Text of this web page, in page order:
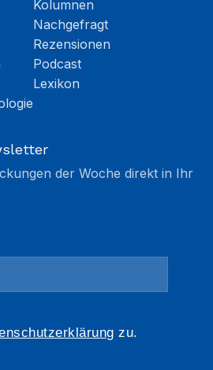
Kolumnen
Nachgefragt
Rezensionen
Podcast
Lexikon
der Woche direkt in Ihr